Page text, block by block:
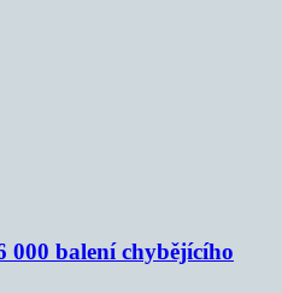
000 balení chybějícího